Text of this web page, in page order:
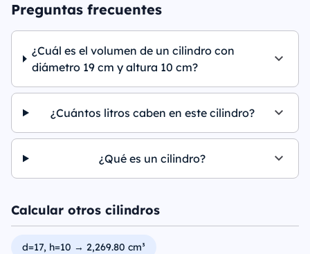
Preguntas frecuentes
¿Cuál es el volumen de un cilindro con
diámetro 19 cm y altura 10 cm?
¿Cuántos litros caben en este cilindro?
¿Qué es un cilindro?
Calcular otros cilindros
d=17, h=10 → 2,269.80 cm³